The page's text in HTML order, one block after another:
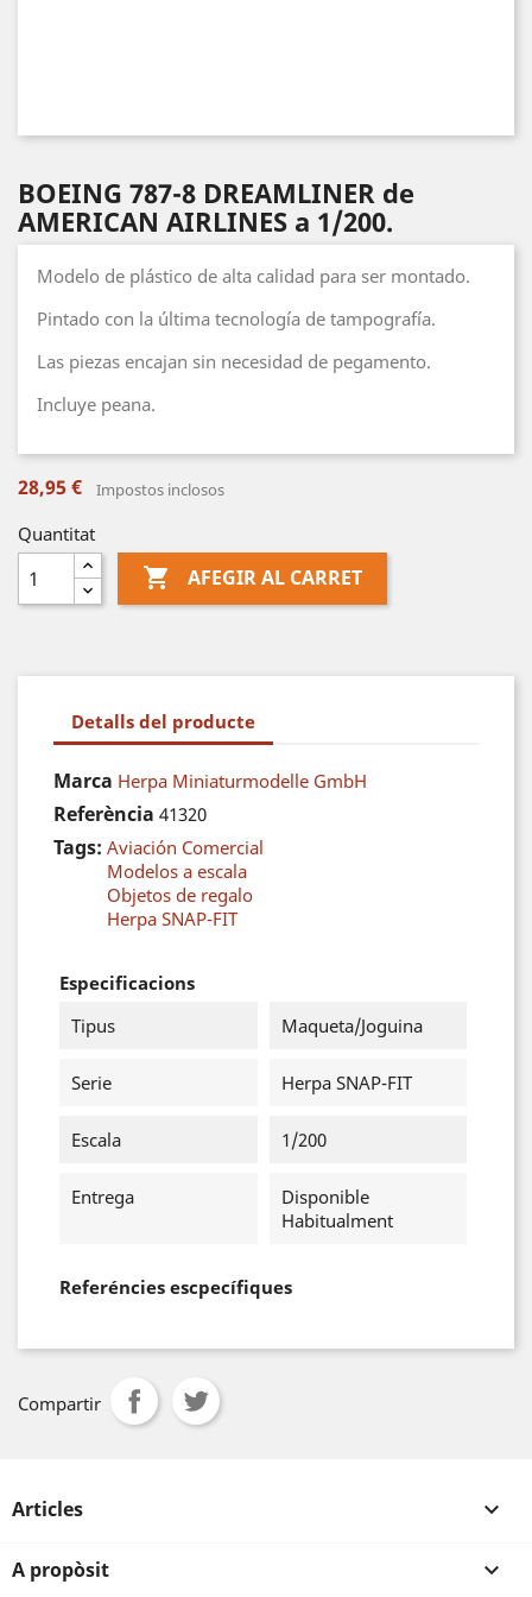
BOEING 787-8 DREAMLINER de
AMERICAN AIRLINES a 1/200.
Modelo de plástico de alta calidad para ser montado.
Pintado con la última tecnología de tampografía.
Las piezas encajan sin necesidad de pegamento.
Incluye peana.
28,95 € Impostos inclosos
Quantitat
 AFEGIR AL CARRET
Detalls del producte
Marca Herpa Miniaturmodelle GmbH
Referència 41320
Tags: Aviación Comercial
Modelos a escala
Objetos de regalo
Herpa SNAP-FIT
Especificacions
Tipus
Maqueta/Joguina
Serie Herpa SNAP-FIT
Escala 1/200
Entrega
Disponible
Habitualment
Referéncies escpecífiques
Compartir
Articles 
A propòsit 